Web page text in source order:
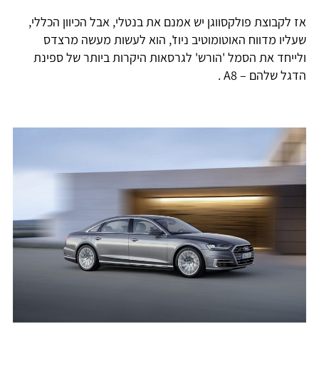
אז לקבוצת פולקסווגן יש אמנם את בנטלי, אבל הכיוון הכללי,
שעליו מדווח האוטומוטיב ניוז', הוא לעשות מעשה מרצדס
ולייחד את הסמל 'הורש' לגרסאות היקרות ביותר של ספינת
הדגל שלהם – A8 .